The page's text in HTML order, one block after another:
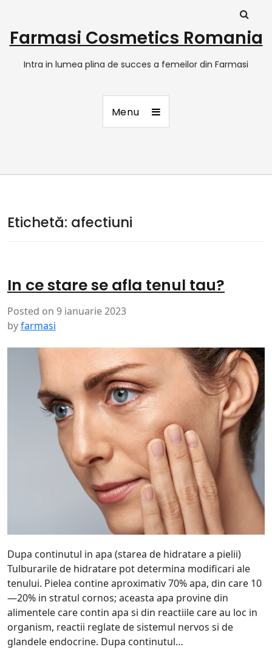
Farmasi Cosmetics Romania
Intra in lumea plina de succes a femeilor din Farmasi
Menu
Etichetă: afectiuni
In ce stare se afla tenul tau?
Posted on 9 ianuarie 2023
byfarmasi
Dupa continutul in apa (starea de hidratare a pielii)
Tulburarile de hidratare pot determina modificari ale
tenului. Pielea contine aproximativ 70% apa, din care 10
—20% in stratul cornos; aceasta apa provine din
alimentele care contin apa si din reactiile care au loc in
organism, reactii reglate de sistemul nervos si de
glandele endocrine. Dupa continutul…